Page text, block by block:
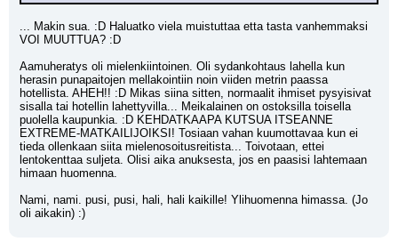
... Makin sua. :D Haluatko viela muistuttaa etta tasta vanhemmaksi
VOI MUUTTUA? :D
Aamuheratys oli mielenkiintoinen. Oli sydankohtaus lahella kun
herasin punapaitojen mellakointiin noin viiden metrin paassa
hotellista. AHEH!! :D Mikas siina sitten, normaalit ihmiset pysyisivat
sisalla tai hotellin lahettyvilla... Meikalainen on ostoksilla toisella
puolella kaupunkia. :D KEHDATKAAPA KUTSUA ITSEANNE
EXTREME-MATKAILIJOIKSI! Tosiaan vahan kuumottavaa kun ei
tieda ollenkaan siita mielenosoitusreitista... Toivotaan, ettei
lentokenttaa suljeta. Olisi aika anuksesta, jos en paasisi lahtemaan
himaan huomenna.
Nami, nami. pusi, pusi, hali, hali kaikille! Ylihuomenna himassa. (Jo
oli aikakin) :)